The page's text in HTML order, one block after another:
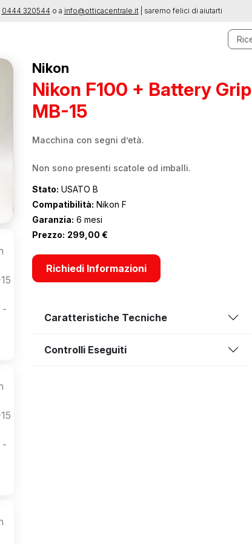
Nikon
Nikon F100 + Battery Grip
MB-15
Macchina con segni d’età.
Non sono presenti scatole od imballi.
Stato: USATO B
Compatibilità: Nikon F
Garanzia: 6 mesi
Prezzo: 299,00 €
Richiedi Informazioni
Caratteristiche Tecniche
Controlli Eseguiti
0444 320544 o a info@otticacentrale.it| saremo felici di aiutarti